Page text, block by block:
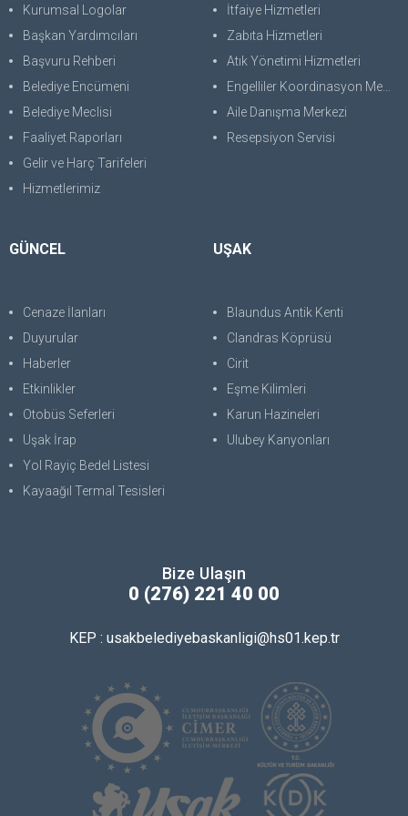
Kurumsal Logolar
Başkan Yardımcıları
Başvuru Rehberi
Belediye Encümeni
Belediye Meclisi
Faaliyet Raporları
Gelir ve Harç Tarifeleri
Hizmetlerimiz
İtfaiye Hizmetleri
Zabıta Hizmetleri
Atık Yönetimi Hizmetleri
Engelliler Koordinasyon Merkezi
Aile Danışma Merkezi
Resepsiyon Servisi
GÜNCEL
Cenaze İlanları
Duyurular
Haberler
Etkinlikler
Otobüs Seferleri
Uşak İrap
Yol Rayiç Bedel Listesi
Kayaağıl Termal Tesisleri
UŞAK
Blaundus Antik Kenti
Clandras Köprüsü
Cirit
Eşme Kilimleri
Karun Hazineleri
Ulubey Kanyonları
Bize Ulaşın
0 (276) 221 40 00
KEP : usakbelediyebaskanligi@hs01.kep.tr